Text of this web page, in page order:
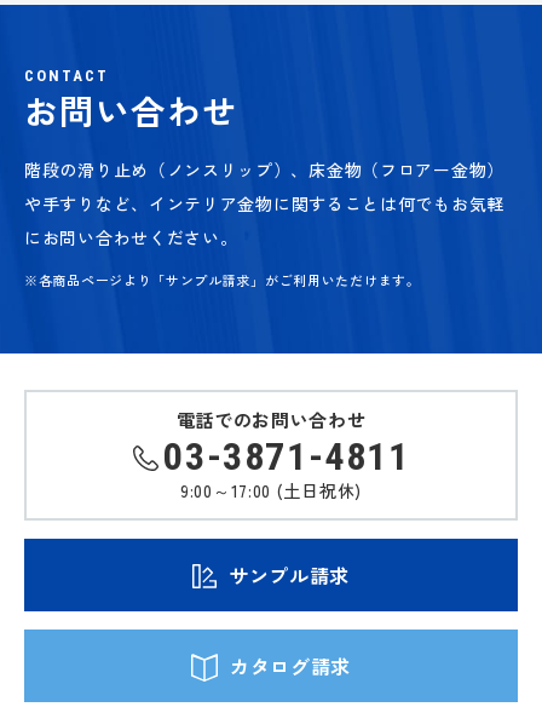
CONTACT
お問い合わせ
階段の滑り止め（ノンスリップ）、床金物（フロアー金物）
や手すりなど、 インテリア金物に関することは何でもお気軽
にお問い合わせください。
※各商品ページより「サンプル請求」がご利用いただけます。
電話でのお問い合わせ
03-3871-4811
9:00～17:00 (土日祝休)
サンプル請求
カタログ請求